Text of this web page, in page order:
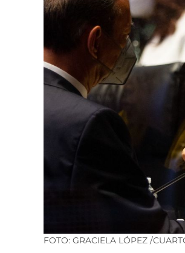
FOTO: GRACIELA LÓPEZ /